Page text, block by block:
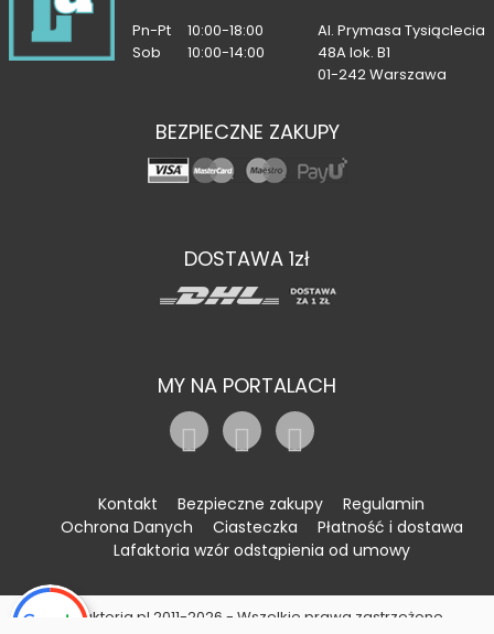
Pn-Pt
10:00-18:00
Sob
10:00-14:00
Al. Prymasa Tysiąclecia
48A lok. B1
01-242 Warszawa
BEZPIECZNE ZAKUPY
DOSTAWA 1zł
MY NA PORTALACH
Kontakt Bezpieczne zakupy
Regulamin
Ochrona Danych
Ciasteczka
Płatność i dostawa
Lafaktoria wzór odstąpienia od umowy
©Lafaktoria.pl 2011-2026 - Wszelkie prawa zastrzeżone